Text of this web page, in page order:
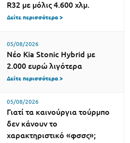
R32 με μόλις 4.600 χλμ.
Δείτε περισσότερα >
05/08/2026
Νέο Kia Stonic Hybrid με
2.000 ευρώ λιγότερα
Δείτε περισσότερα >
05/08/2026
Γιατί τα καινούργια τούρμπο
δεν κάνουν το
χαρακτηριστικό «φσσς»;